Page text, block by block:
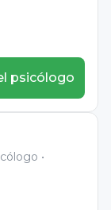
psicólogo